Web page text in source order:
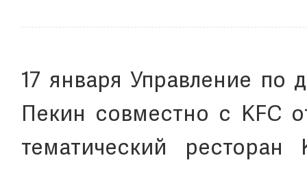
17 января Управление по
Пекин совместно с KFC
тематический ресторан